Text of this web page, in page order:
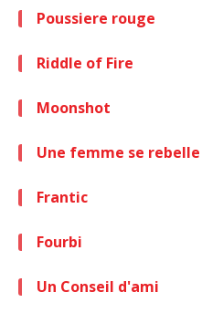
Poussiere rouge
Riddle of Fire
Moonshot
Une femme se rebelle
Frantic
Fourbi
Un Conseil d'ami